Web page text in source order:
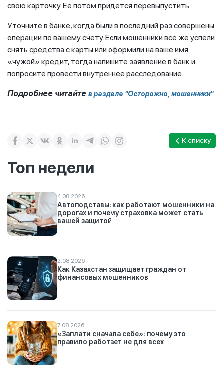
свою карточку. Ее потом придется перевыпустить.
Уточните в банке, когда были в последний раз совершены
операции по вашему счету. Если мошенники все же успели
снять средства с карты или оформили на ваше имя
«чужой» кредит, тогда напишите заявление в банк и
попросите провести внутреннее расследование.
Подробнее читайте в разделе "Осторожно, мошенники"
К списку
Топ недели
4.08.2026
Автоподставы: как работают мошенники на
дорогах и почему страховка может стать
вашей защитой
2.08.2026
Как Казахстан защищает граждан от
финансовых мошенников
7.08.2026
«Заплати сначала себе»: почему это
правило работает не для всех